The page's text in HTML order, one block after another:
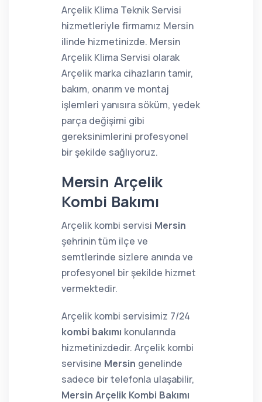
Arçelik Klima Teknik Servisi
hizmetleriyle firmamız Mersin
ilinde hizmetinizde. Mersin
Arçelik Klima Servisi olarak
Arçelik marka cihazların tamir,
bakım, onarım ve montaj
işlemleri yanısıra söküm, yedek
parça değişimi gibi
gereksinimlerini profesyonel
bir şekilde sağlıyoruz.
Mersin Arçelik
Kombi Bakımı
Arçelik kombi servisi Mersin
şehrinin tüm ilçe ve
semtlerinde sizlere anında ve
profesyonel bir şekilde hizmet
vermektedir.
Arçelik kombi servisimiz 7/24
kombi bakımı konularında
hizmetinizdedir. Arçelik kombi
servisine Mersin genelinde
sadece bir telefonla ulaşabilir,
Mersin Arçelik Kombi Bakımı